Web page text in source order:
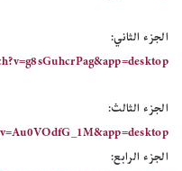
الجزء الثاني:
الجزء الثالث:
الجزء الرابع: